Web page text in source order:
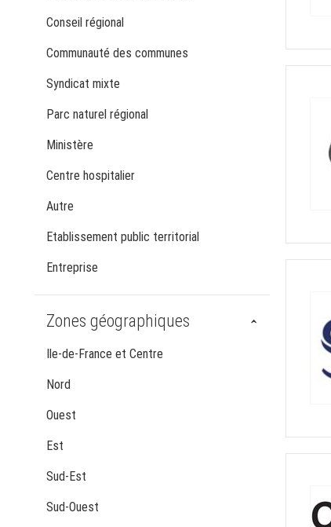
Conseil régional
Communauté des communes
Syndicat mixte
Parc naturel régional
Ministère
Centre hospitalier
Autre
Etablissement public territorial
Entreprise
Zones géographiques
Ile-de-France et Centre
Nord
Ouest
Est
Sud-Est
Sud-Ouest